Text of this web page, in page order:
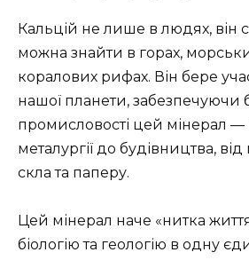
Кальцій не лише в людях, він
можна знайти в горах,
коралових рифах. Він бере
нашої планети, забезпечуючи
промисловості цей мінерал —
металургії до будівництва,
скла та паперу.
Цей мінерал наче «нитка
біологію та геологію в одну